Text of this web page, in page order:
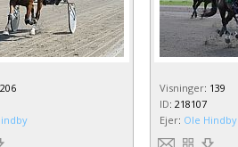
206
Visninger: 139
ID: 218107
Ejer: Ole Hindby